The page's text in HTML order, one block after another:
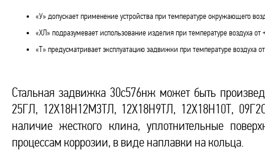
«У» допускает применение устройства при температуре окружающего
«ХЛ» подразумевает использование изделия при температуре воздуха от
«Т» предусматривает эксплуатацию задвижки при температуре воздуха
Стальная задвижка 30с576нж может быть
25ГЛ, 12Х18Н12М3ТЛ, 12Х18Н9ТЛ, 12Х18Н10Т,
наличие жесткого клина, уплотнительные
процессам коррозии, в виде наплавки на кольца.